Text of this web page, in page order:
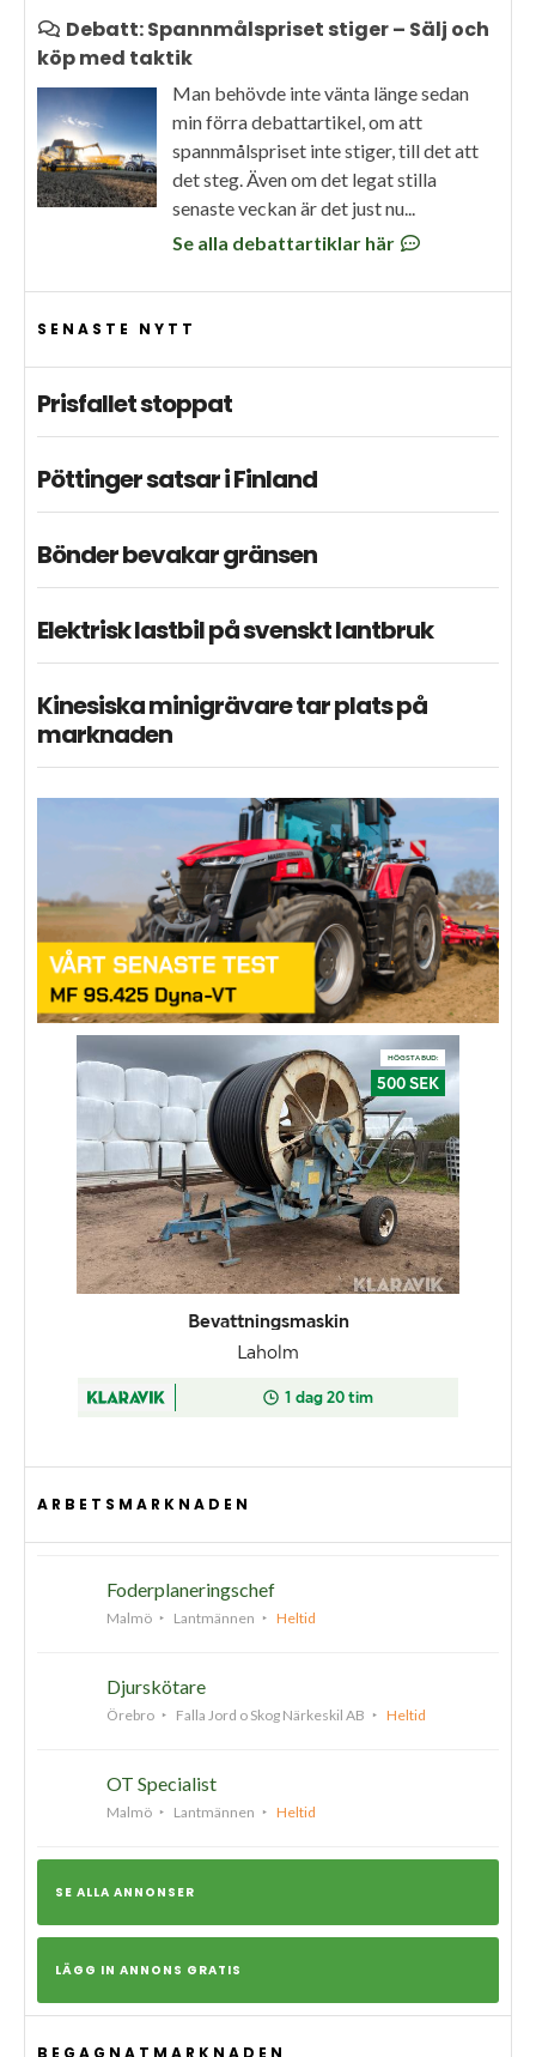
Debatt: Spannmålspriset stiger – Sälj och
köp med taktik
Man behövde inte vänta länge sedan
min förra debattartikel, om att
spannmålspriset inte stiger, till det att
det steg. Även om det legat stilla
senaste veckan är det just nu...
Se alla debattartiklar här
SENASTE NYTT
Prisfallet stoppat
Pöttinger satsar i Finland
Bönder bevakar gränsen
Elektrisk lastbil på svenskt lantbruk
Kinesiska minigrävare tar plats på
marknaden
ARBETSMARKNADEN
Foderplaneringschef
Malmö Lantmännen Heltid
Djurskötare
Örebro Falla Jord o Skog Närkeskil AB Heltid
OT Specialist
Malmö Lantmännen Heltid
SE ALLA ANNONSER
LÄGG IN ANNONS GRATIS
BEGAGNATMARKNADEN